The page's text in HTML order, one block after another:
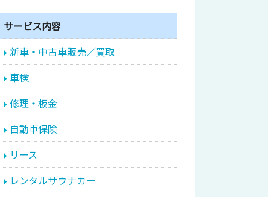
サービス内容
新車・中古車販売／買取
車検
修理・板金
自動車保険
リース
レンタルサウナカー